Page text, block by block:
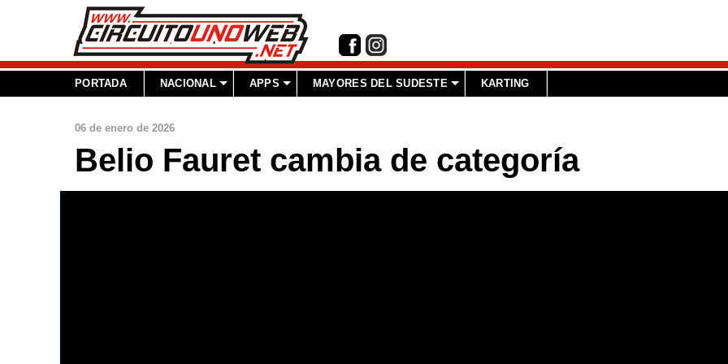
PORTADA NACIONAL APPS MAYORES DEL SUDESTE KARTING
06 de enero de 2026
Belio Fauret cambia de categoría